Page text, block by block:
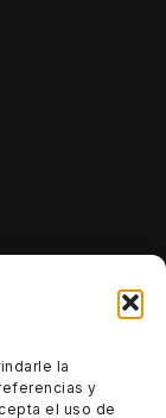
la
y
el uso de